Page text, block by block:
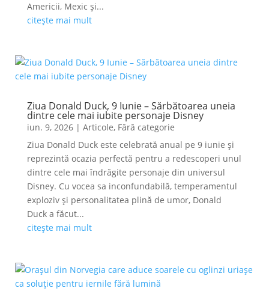
Americii, Mexic și...
citește mai mult
Ziua Donald Duck, 9 Iunie – Sărbătoarea uneia
dintre cele mai iubite personaje Disney
iun. 9, 2026| Articole, Fără categorie
Ziua Donald Duck este celebrată anual pe 9 iunie și
reprezintă ocazia perfectă pentru a redescoperi unul
dintre cele mai îndrăgite personaje din universul
Disney. Cu vocea sa inconfundabilă, temperamentul
exploziv și personalitatea plină de umor, Donald
Duck a făcut...
citește mai mult